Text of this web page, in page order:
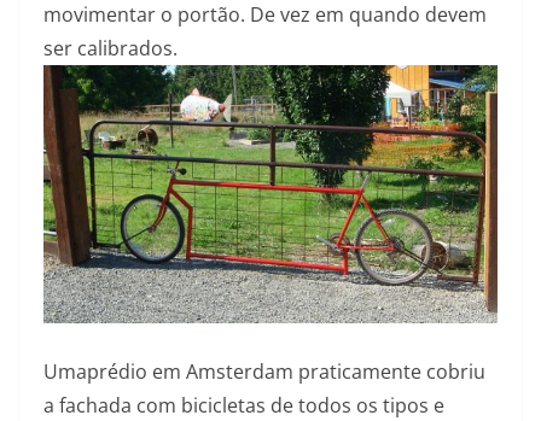
movimentar o portão. De vez em quando devem
ser calibrados.
Umaprédio em Amsterdam praticamente cobriu
a fachada com bicicletas de todos os tipos e